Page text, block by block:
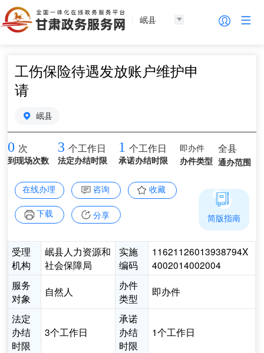
岷县
工伤保险待遇发放账户维护申
请
岷县
0 次
到现场次数
3 个工作日
法定办结时限
1 个工作日
承诺办结时限
即办件
办件类型
全县
通办范围
在线办理 咨询 收藏
下载 分享
受理
机构
岷县人力资源和
社会保障局
实施
编码
11621126013938794X
4002014002004
服务
对象
自然人
办件
类型
即办件
法定
办结
时限
3个工作日
承诺
办结
时限
1个工作日
简版指南